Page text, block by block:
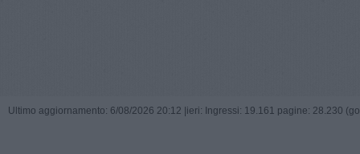
Ultimo aggiornamento: 6/08/2026 20:12 | ieri: Ingressi: 19.161 pagine: 28.230